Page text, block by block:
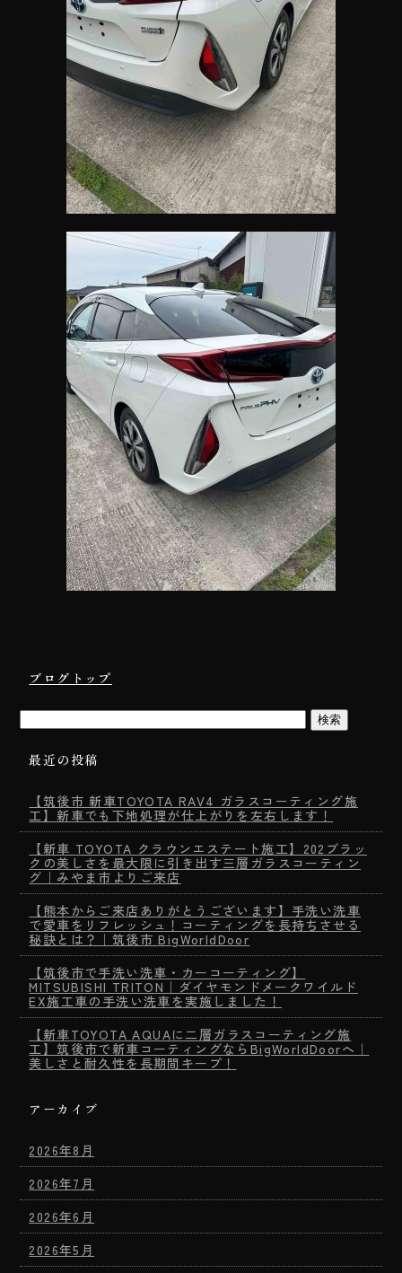
ブログトップ
最近の投稿
【筑後市 新車TOYOTA RAV4 ガラスコーティング施
工】新車でも下地処理が仕上がりを左右します！
【新車 TOYOTA クラウンエステート施工】202ブラッ
クの美しさを最大限に引き出す三層ガラスコーティン
グ｜みやま市よりご来店
【熊本からご来店ありがとうございます】手洗い洗車
で愛車をリフレッシュ！コーティングを長持ちさせる
秘訣とは？｜筑後市 BigWorldDoor
【筑後市で手洗い洗車・カーコーティング】
MITSUBISHI TRITON｜ダイヤモンドメークワイルド
EX施工車の手洗い洗車を実施しました！
【新車TOYOTA AQUAに二層ガラスコーティング施
工】筑後市で新車コーティングならBigWorldDoorへ｜
美しさと耐久性を長期間キープ！
アーカイブ
2026年8月
2026年7月
2026年6月
2026年5月